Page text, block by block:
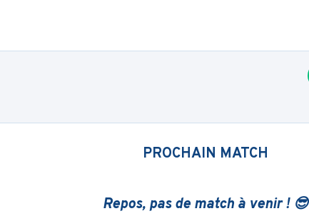
PROCHAIN MATCH
Repos, pas de match à venir ! 😎